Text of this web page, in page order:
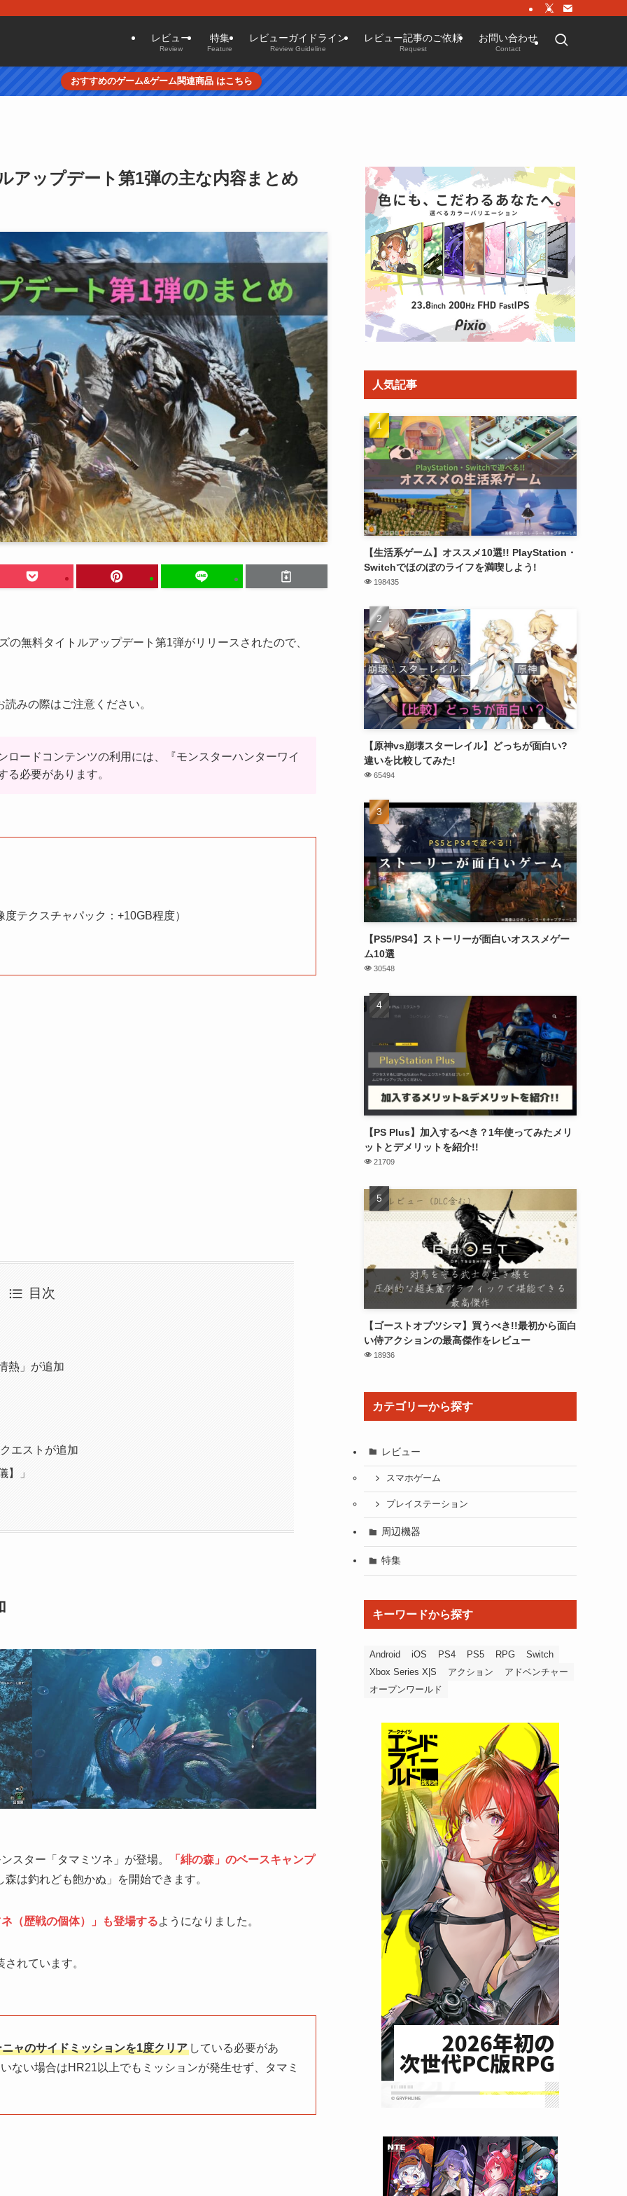
レビュー
Review
特集
Feature
レビューガイドライン
Review Guideline
レビュー記事のご依頼
Request
お問い合わせ
Contact
おすすめのゲーム&ゲーム関連商品 はこちら
アップデート第1弾の主な内容まとめ
無料タイトルアップデート第1弾がリリースされたので、
読みの際はご注意ください。
ロードコンテンツの利用には、『モンスターハンターワイ
る必要があります。
テクスチャパック：+10GB程度）
目次
熱」が追加
エストが追加
】」
スター「タマミツネ」が登場。
「緋の森」のベースキャンプ
は釣れども飽かぬ」を開始できます。
（歴戦の個体）」も登場するようになりました。
れています。
ャのサイドミッションを1度クリア している必要があ
ない場合はHR21以上でもミッションが発生せず、タマミ
人気記事
【生活系ゲーム】オススメ10選!! PlayStation・
Switchでほのぼのライフを満喫しよう!
198435
【原神vs崩壊スターレイル】どっちが面白い?
違いを比較してみた!
65494
【PS5/PS4】ストーリーが面白いオススメゲー
ム10選
30548
【PS Plus】加入するべき？1年使ってみたメリ
ットとデメリットを紹介!!
21709
【ゴーストオブツシマ】買うべき!!最初から面白
い侍アクションの最高傑作をレビュー
18936
カテゴリーから探す
レビュー
スマホゲーム
プレイステーション
周辺機器
特集
キーワードから探す
Android iOS PS4 PS5 RPG
Switch
Xbox Series X|S
アクション
アドベンチャー
オープンワールド